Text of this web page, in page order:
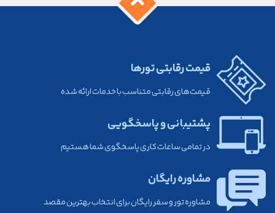
قیمت رقابتی تورها
قیمت‌های رقابتی متناسب با خدمات ارائه شده
پشتیبانی و پاسخگویی
در تمامی ساعات کاری پاسخگوی شما هستیم
مشاوره رایگان
مشاوره تور و سفر رایگان برای انتخاب بهترین مقصد